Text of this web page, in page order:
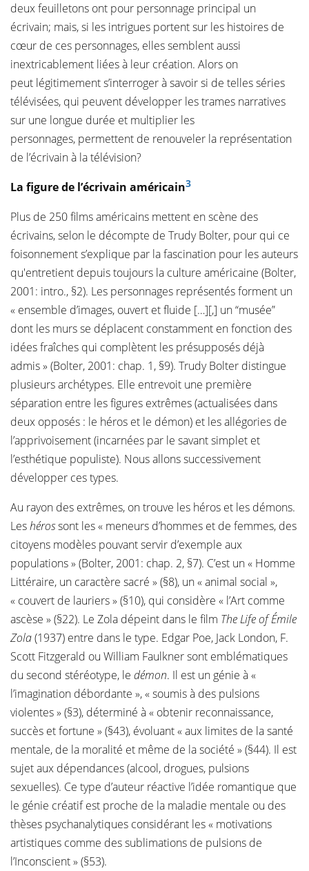
deux feuilletons ont pour personnage principal un
écrivain; mais, si les intrigues portent sur les histoires de
cœur de ces personnages, elles semblent aussi
inextricablement liées à leur création. Alors on
peut légitimement s’interroger à savoir si de telles séries
télévisées, qui peuvent développer les trames narratives
sur une longue durée et multiplier les
personnages, permettent de renouveler la représentation
de l’écrivain à la télévision?
La figure de l’écrivain américain3
Plus de 250 films américains mettent en scène des
écrivains, selon le décompte de Trudy Bolter, pour qui ce
foisonnement s’explique par la fascination pour les auteurs
qu'entretient depuis toujours la culture américaine (Bolter,
2001: intro., §2). Les personnages représentés forment un
« ensemble d’images, ouvert et fluide […][,] un “musée”
dont les murs se déplacent constamment en fonction des
idées fraîches qui complètent les présupposés déjà
admis » (Bolter, 2001: chap. 1, §9). Trudy Bolter distingue
plusieurs archétypes. Elle entrevoit une première
séparation entre les figures extrêmes (actualisées dans
deux opposés : le héros et le démon) et les allégories de
l’apprivoisement (incarnées par le savant simplet et
l’esthétique populiste). Nous allons successivement
développer ces types.
Au rayon des extrêmes, on trouve les héros et les démons.
Leshérossont les « meneurs d’hommes et de femmes, des
citoyens modèles pouvant servir d’exemple aux
populations » (Bolter, 2001: chap. 2, §7). C’est un « Homme
Littéraire, un caractère sacré » (§8), un « animal social »,
« couvert de lauriers » (§10), qui considère « l’Art comme
ascèse » (§22). Le Zola dépeint dans le film The Life of Émile
Zola(1937) entre dans le type. Edgar Poe, Jack London, F.
Scott Fitzgerald ou William Faulkner sont emblématiques
du second stéréotype, le démon. Il est un génie à «
l’imagination débordante », « soumis à des pulsions
violentes » (§3), déterminé à « obtenir reconnaissance,
succès et fortune » (§43), évoluant « aux limites de la santé
mentale, de la moralité et même de la société » (§44). Il est
sujet aux dépendances (alcool, drogues, pulsions
sexuelles). Ce type d’auteur réactive l’idée romantique que
le génie créatif est proche de la maladie mentale ou des
thèses psychanalytiques considérant les « motivations
artistiques comme des sublimations de pulsions de
l’Inconscient » (§53).